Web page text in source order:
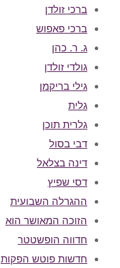
ברכי זולדן
ברכי פאפוש
ג. ר. כהן
גולדי זולדן
גילי בריקמן
גלית
גלרית תוכן
דבי בסול
דינה בצלאל
דסי שפיץ
ההגרלה השבועית
הזוכה המאושר הוא
חדווה הופשטטר
חדשות פוטש הפקות